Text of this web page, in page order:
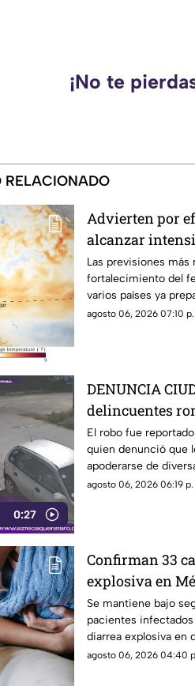
¡No te
RELACIONADO
Advierten por
alcanzar
Las previsiones más
fortalecimiento del
varios países ya
posibles efectos.
agosto 06, 2026 07:10
0:27
DENUNCIA
delincuentes
automóvil y
Querétaro
El robo fue
quien denunció que
apoderarse de
agosto 06, 2026 06:19 p.
Confirman 33
explosiva en
salud emiten
Se mantiene bajo
pacientes
diarrea explosiva en
agosto 06, 2026 04:40